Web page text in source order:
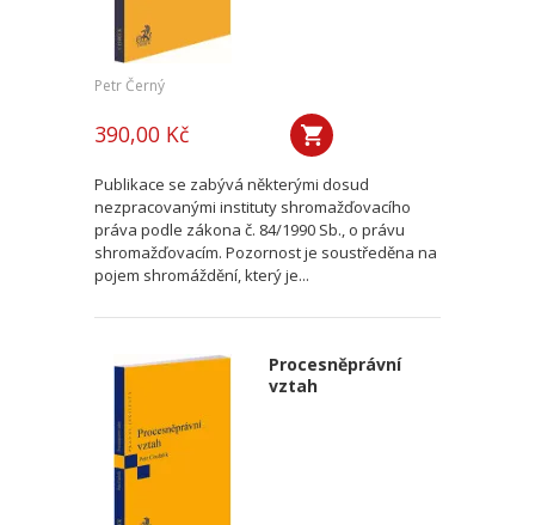
Petr Černý
390,00 Kč
Publikace se zabývá některými dosud
nezpracovanými instituty shromažďovacího
práva podle zákona č. 84/1990 Sb., o právu
shromažďovacím. Pozornost je soustředěna na
pojem shromáždění, který je...
Procesněprávní
vztah